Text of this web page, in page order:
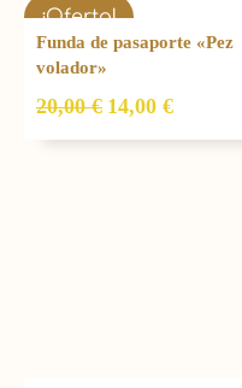
¡Oferta!
Funda de pasaporte «Pez
volador»
20,00€ era:
14,00 €
precio
es: